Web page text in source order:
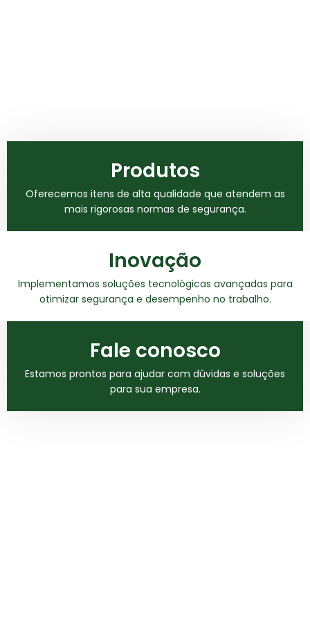
Produtos
Oferecemos itens de alta qualidade que atendem as
mais rigorosas normas de segurança.
Inovação
Implementamos soluções tecnológicas avançadas para
otimizar segurança e desempenho no trabalho.
Fale conosco
Estamos prontos para ajudar com dúvidas e soluções
para sua empresa.